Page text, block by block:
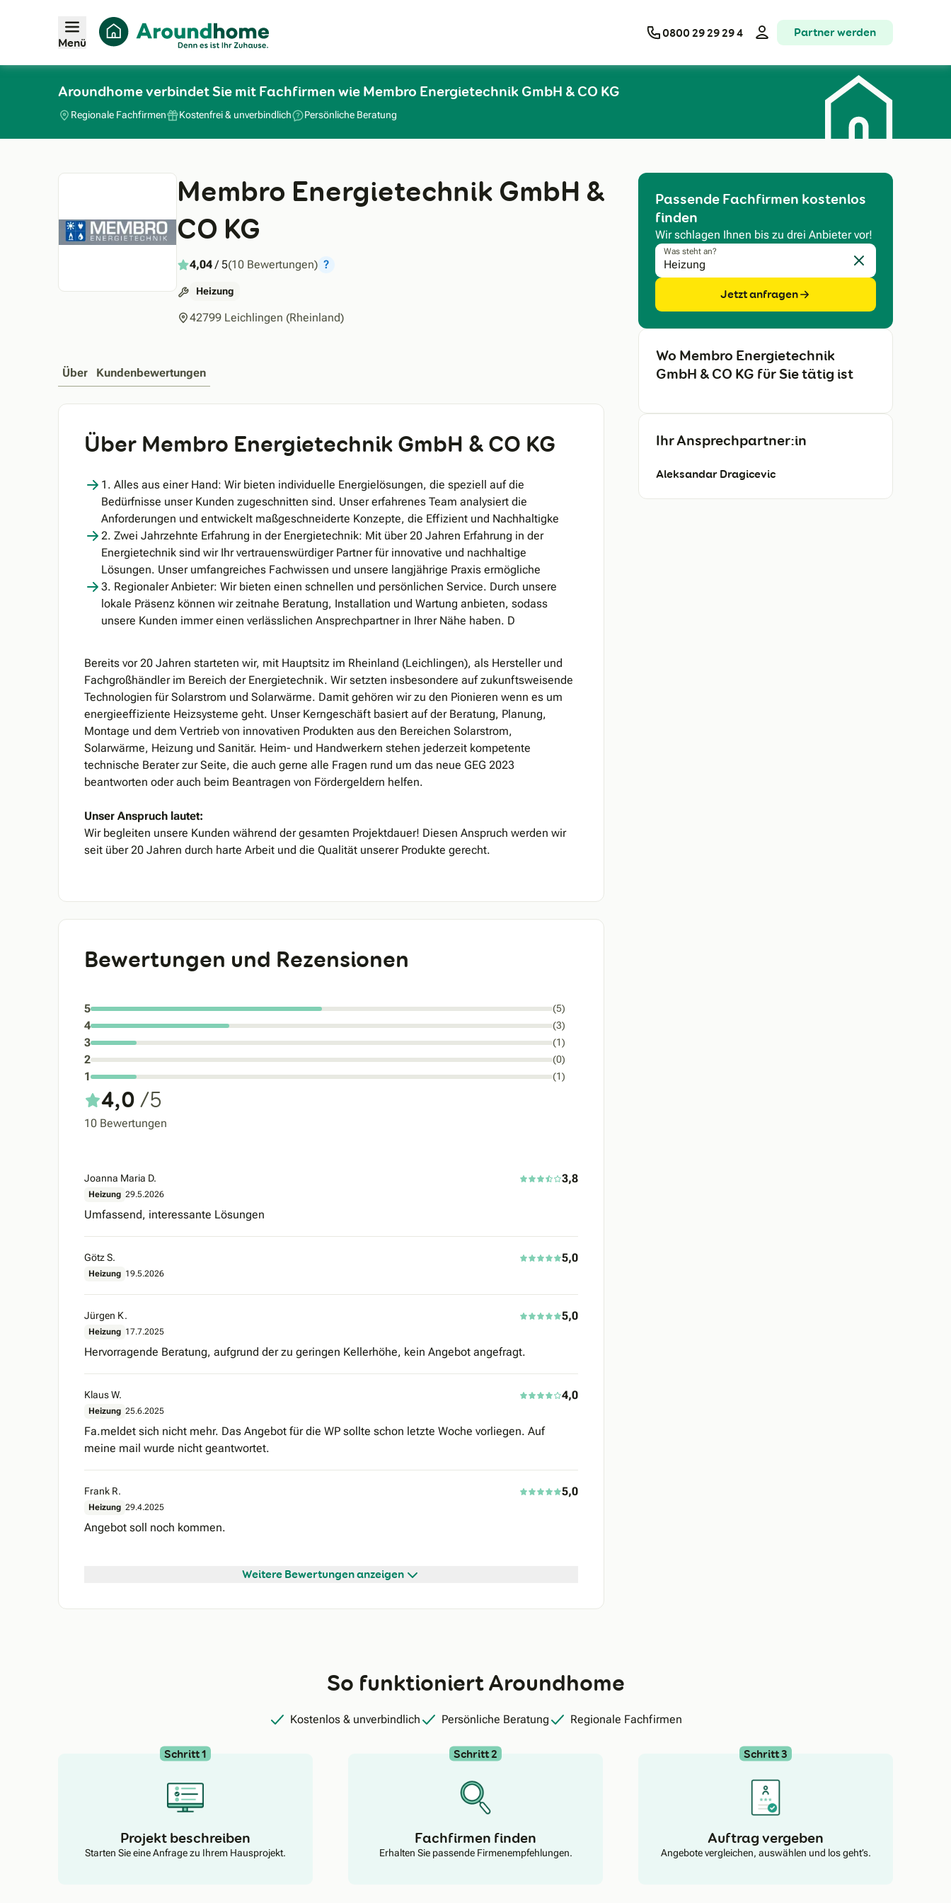
Menü
0800 29 29 29 4 Partner werden
Aroundhome verbindet Sie mit Fachfirmen wie Membro Energietechnik GmbH & CO KG
Regionale Fachfirmen Kostenfrei & unverbindlich Persönliche Beratung
Membro Energietechnik GmbH &
CO KG
4,04/ 5(10 Bewertungen) ?
Heizung
42799 Leichlingen (Rheinland)
Über Kundenbewertungen
Über Membro Energietechnik GmbH & CO KG
1. Alles aus einer Hand: Wir bieten individuelle Energielösungen, die speziell auf die
Bedürfnisse unser Kunden zugeschnitten sind. Unser erfahrenes Team analysiert die
Anforderungen und entwickelt maßgeschneiderte Konzepte, die Effizient und Nachhaltigke
2. Zwei Jahrzehnte Erfahrung in der Energietechnik: Mit über 20 Jahren Erfahrung in der
Energietechnik sind wir Ihr vertrauenswürdiger Partner für innovative und nachhaltige
Lösungen. Unser umfangreiches Fachwissen und unsere langjährige Praxis ermögliche
3. Regionaler Anbieter: Wir bieten einen schnellen und persönlichen Service. Durch unsere
lokale Präsenz können wir zeitnahe Beratung, Installation und Wartung anbieten, sodass
unsere Kunden immer einen verlässlichen Ansprechpartner in Ihrer Nähe haben. D
Bereits vor 20 Jahren starteten wir, mit Hauptsitz im Rheinland (Leichlingen), als Hersteller und
Fachgroßhändler im Bereich der Energietechnik. Wir setzten insbesondere auf zukunftsweisende
Technologien für Solarstrom und Solarwärme. Damit gehören wir zu den Pionieren wenn es um
energieeffiziente Heizsysteme geht. Unser Kerngeschäft basiert auf der Beratung, Planung,
Montage und dem Vertrieb von innovativen Produkten aus den Bereichen Solarstrom,
Solarwärme, Heizung und Sanitär. Heim- und Handwerkern stehen jederzeit kompetente
technische Berater zur Seite, die auch gerne alle Fragen rund um das neue GEG 2023
beantworten oder auch beim Beantragen von Fördergeldern helfen.
Unser Anspruch lautet:
Wir begleiten unsere Kunden während der gesamten Projektdauer! Diesen Anspruch werden wir
seit über 20 Jahren durch harte Arbeit und die Qualität unserer Produkte gerecht.
Bewertungen und Rezensionen
5 (5)
4 (3)
3 (1)
2 (0)
1 (1)
4,0 /5
10 Bewertungen
Joanna Maria D. 3,8
Heizung 29.5.2026
Umfassend, interessante Lösungen
Götz S. 5,0
Heizung 19.5.2026
Jürgen K. 5,0
Heizung 17.7.2025
Hervorragende Beratung, aufgrund der zu geringen Kellerhöhe, kein Angebot angefragt.
Klaus W. 4,0
Heizung 25.6.2025
Fa.meldet sich nicht mehr. Das Angebot für die WP sollte schon letzte Woche vorliegen. Auf
meine mail wurde nicht geantwortet.
Frank R. 5,0
Heizung 29.4.2025
Angebot soll noch kommen.
Weitere Bewertungen anzeigen
Passende Fachfirmen kostenlos
finden
Wir schlagen Ihnen bis zu drei Anbieter vor!
Was steht an?
Eingabe löschen
Jetzt anfragen
Wo Membro Energietechnik
GmbH & CO KG für Sie tätig ist
Ihr Ansprechpartner:in
Aleksandar Dragicevic
So funktioniert Aroundhome
Kostenlos & unverbindlich Persönliche Beratung Regionale Fachfirmen
Schritt 1
Projekt beschreiben
Starten Sie eine Anfrage zu Ihrem Hausprojekt.
Schritt 2
Fachfirmen finden
Erhalten Sie passende Firmenempfehlungen.
Schritt 3
Auftrag vergeben
Angebote vergleichen, auswählen und los geht’s.